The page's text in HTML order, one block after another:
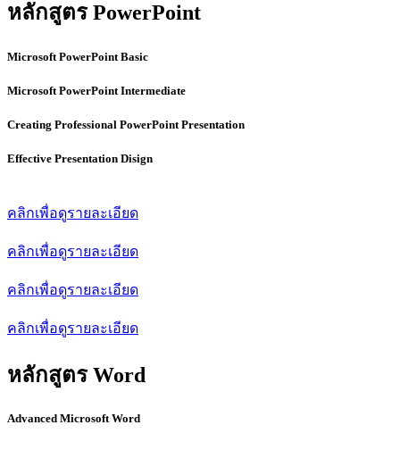
หลักสูตร PowerPoint
Microsoft PowerPoint Basic
Microsoft PowerPoint Intermediate
Creating Professional PowerPoint Presentation
Effective Presentation Disign
คลิกเพื่อดูรายละเอียด
คลิกเพื่อดูรายละเอียด
คลิกเพื่อดูรายละเอียด
คลิกเพื่อดูรายละเอียด
หลักสูตร Word
Advanced Microsoft Word